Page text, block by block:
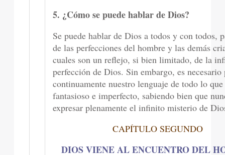
5. ¿Cómo se puede hablar de Dios?
Se puede hablar de Dios a todos y con todos,
de las perfecciones del hombre y las demás
cuales son un reflejo, si bien limitado, de la
perfección de Dios. Sin embargo, es
continuamente nuestro lenguaje de todo lo
fantasioso e imperfecto, sabiendo bien que
expresar plenamente el infinito misterio de
CAPÍTULO SEGUNDO
DIOS VIENE AL ENCUENTRO DEL